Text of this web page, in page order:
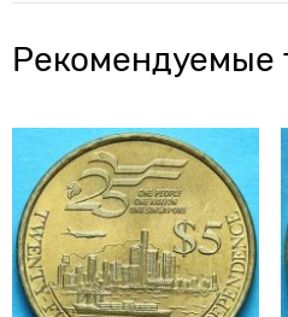
Рекомендуемые